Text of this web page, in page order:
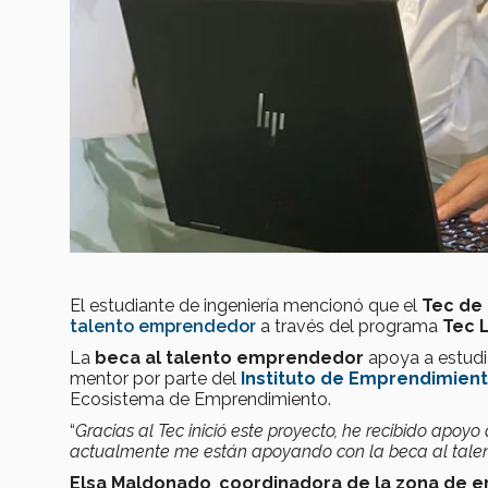
El estudiante de ingeniería mencionó que el Tec de
talento emprendedor a través del programa Tec
La beca al talento emprendedor apoya a
mentor por parte del Instituto de
Ecosistema de Emprendimiento.
“Gracias al Tec inició este proyecto, he recibido
actualmente me están apoyando con la beca al
Elsa Maldonado, coordinadora de la zona de